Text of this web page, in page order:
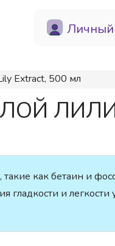
Личный
Extract, 500 мл
как бетаин и
гладкости и легкости